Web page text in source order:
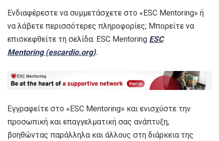
Ενδιαφέρεστε να συμμετάσχετε στο «ESC Mentoring» ή
να λάβετε περισσότερες πληροφορίες; Μπορείτε να
επισκεφθείτε τη σελίδα: ESC Mentoring ESC
Mentoring (escardio.org).
Εγγραφείτε στο «ESC Mentoring» και ενισχύστε την
προσωπική και επαγγελματική σας ανάπτυξη,
βοηθώντας παράλληλα και άλλους στη διάρκεια της